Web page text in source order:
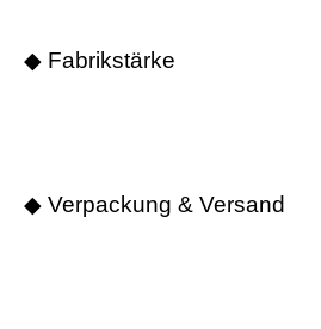
◆ Fabrikstärke
◆ Verpackung & Versand